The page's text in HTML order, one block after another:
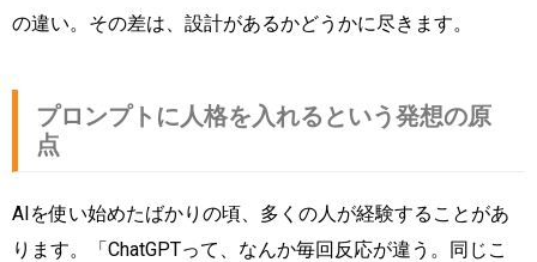
の違い。その差は、設計があるかどうかに尽きます。
プロンプトに人格を入れるという発想の原
点
AIを使い始めたばかりの頃、多くの人が経験することがあ
ります。「ChatGPTって、なんか毎回反応が違う。同じこ